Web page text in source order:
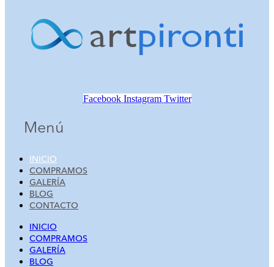
Facebook Instagram Twitter
Menú
INICIO
COMPRAMOS
GALERÍA
BLOG
CONTACTO
INICIO
COMPRAMOS
GALERÍA
BLOG